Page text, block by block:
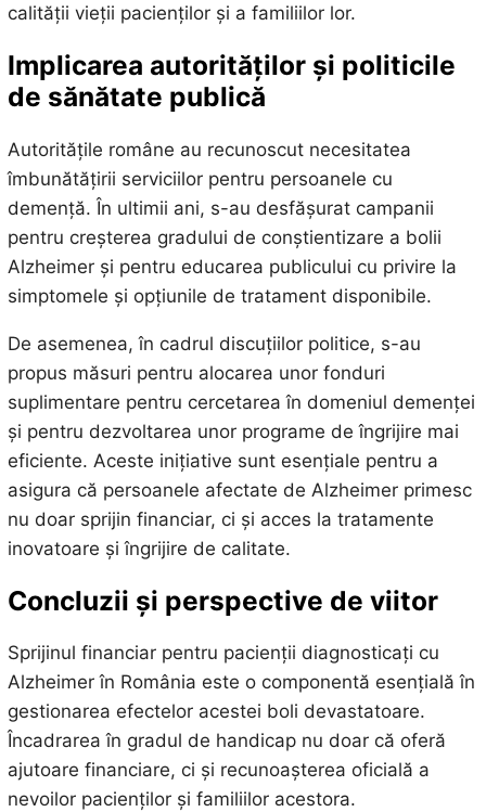
calității vieții pacienților și a familiilor lor.
Implicarea autorităților și politicile
de sănătate publică
Autoritățile române au recunoscut necesitatea
îmbunătățirii serviciilor pentru persoanele cu
demență. În ultimii ani, s-au desfășurat campanii
pentru creșterea gradului de conștientizare a bolii
Alzheimer și pentru educarea publicului cu privire la
simptomele și opțiunile de tratament disponibile.
De asemenea, în cadrul discuțiilor politice, s-au
propus măsuri pentru alocarea unor fonduri
suplimentare pentru cercetarea în domeniul demenței
și pentru dezvoltarea unor programe de îngrijire mai
eficiente. Aceste inițiative sunt esențiale pentru a
asigura că persoanele afectate de Alzheimer primesc
nu doar sprijin financiar, ci și acces la tratamente
inovatoare și îngrijire de calitate.
Concluzii și perspective de viitor
Sprijinul financiar pentru pacienții diagnosticați cu
Alzheimer în România este o componentă esențială în
gestionarea efectelor acestei boli devastatoare.
Încadrarea în gradul de handicap nu doar că oferă
ajutoare financiare, ci și recunoașterea oficială a
nevoilor pacienților și familiilor acestora.